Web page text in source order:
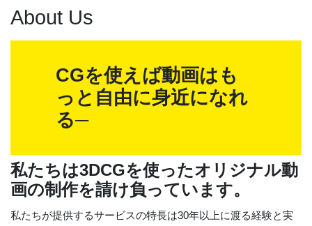
About Us
CGを使えば動画はも
っと自由に身近になれ
る─
私たちは3DCGを使ったオリジナル動
画の制作を請け負っています。
私たちが提供するサービスの特長は30年以上に渡る経験と実